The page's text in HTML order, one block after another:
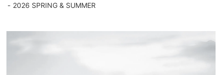
2026 SPRING & SUMMER